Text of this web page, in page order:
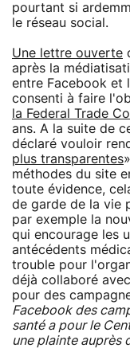
pourtant si
le réseau social.
Une lettre ouverte
après la
entre Facebook et
consenti à faire
la Federal Trade
ans. A la suite de
déclaré vouloir
plus transparentes
méthodes du site
toute évidence,
de garde de la vie
par exemple la
qui encourage les
antécédents
trouble pour
déjà collaboré
pour des
Facebook des
santé a pour le
une plainte auprès